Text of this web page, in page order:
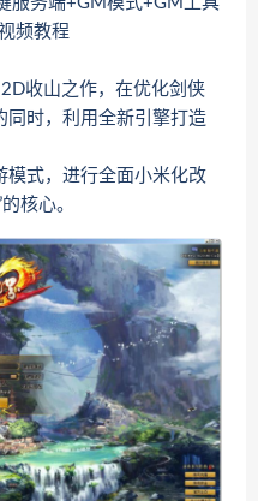
频教程
收山之作，在优化剑侠
同时，利用全新引擎打造
模式，进行全面小米化改
核心。